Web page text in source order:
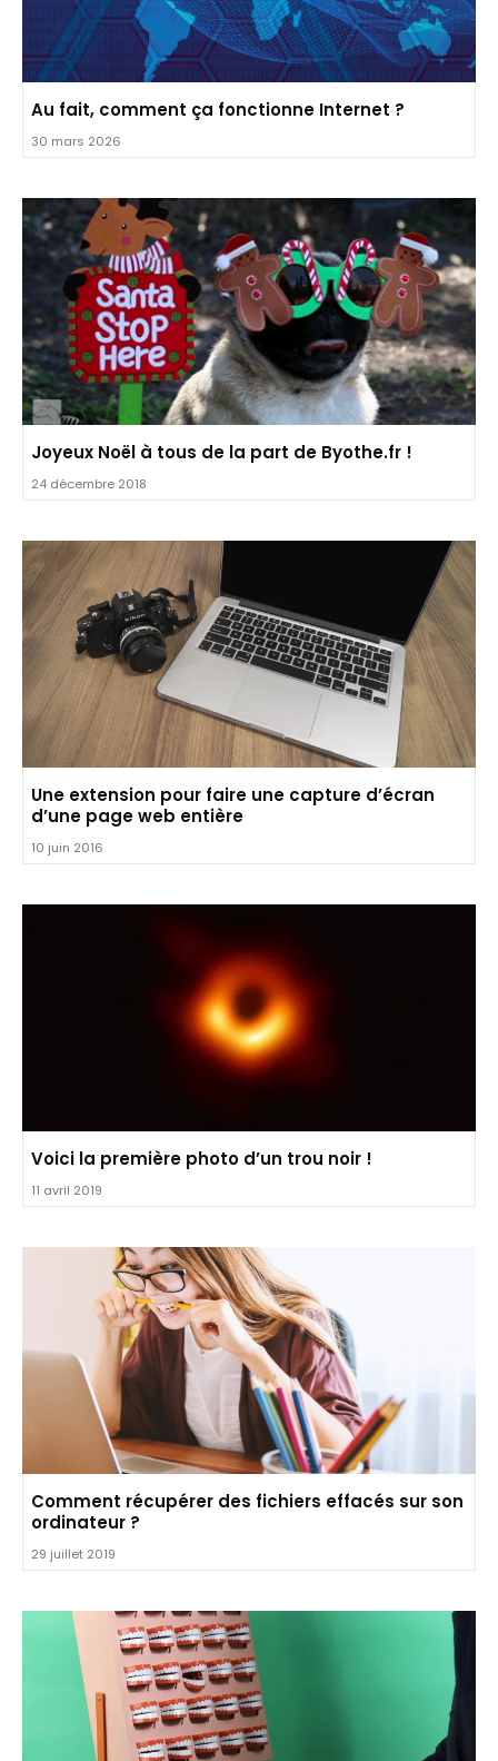
Au fait, comment ça fonctionne Internet ?
30 mars 2026
Joyeux Noël à tous de la part de Byothe.fr !
24 décembre 2018
Une extension pour faire une capture d’écran
d’une page web entière
10 juin 2016
Voici la première photo d’un trou noir !
11 avril 2019
Comment récupérer des fichiers effacés sur son
ordinateur ?
29 juillet 2019